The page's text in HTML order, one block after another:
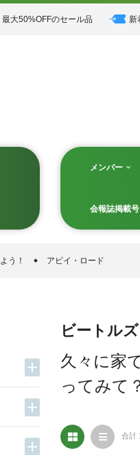
最大50%OFFのセール品 新
メンバー
会報誌掲載号
う！ アビイ・ロード
ビートル
久々に家
ってみて
合計